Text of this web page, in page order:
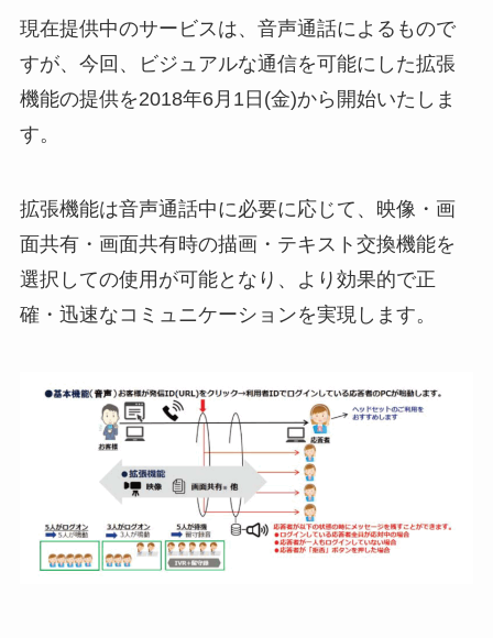
現在提供中のサービスは、音声通話によるもので
すが、今回、ビジュアルな通信を可能にした拡張
機能の提供を2018年6月1日(金)から開始いたしま
す。
拡張機能は音声通話中に必要に応じて、映像・画
面共有・画面共有時の描画・テキスト交換機能を
選択しての使用が可能となり、より効果的で正
確・迅速なコミュニケーションを実現します。